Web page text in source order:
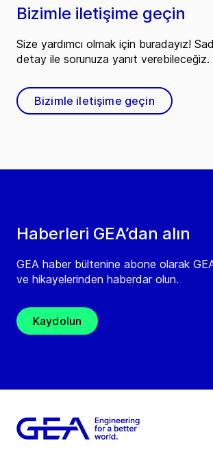
Haberleri GEA’dan alın
GEA haber bültenine abone olarak
ve hikayelerinden haberdar olun.
Kaydolun
Bizimle iletişime geçin
Size yardımcı olmak için buradayız!
detay ile sorunuza yanıt verebileceğiz.
Bizimle iletişime geçin